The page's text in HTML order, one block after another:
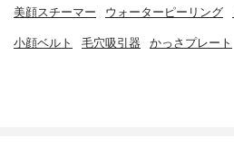
美顔スチーマー ウォーターピーリング
小顔ベルト 毛穴吸引器 かっさプレート